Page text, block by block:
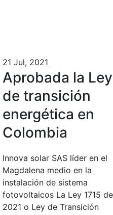
21 Jul, 2021
Aprobada la Ley
de transición
energética en
Colombia
Innova solar SAS líder en el
Magdalena medio en la
instalación de sistema
fotovoltaicos La Ley 1715 de
2021 o Ley de Transición